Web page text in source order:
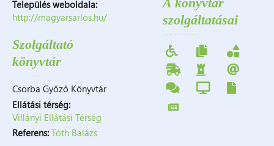
Település weboldala:
http://magyarsarlos.hu/
Szolgáltató
könyvtár
Csorba Győző Könyvtár
Ellátási térség:
Villányi Ellátási Térség
Referens: Tóth Balázs
szolgáltatásai